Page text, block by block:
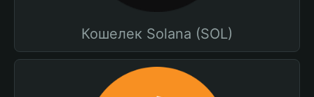
Кошелек Solana (SOL)